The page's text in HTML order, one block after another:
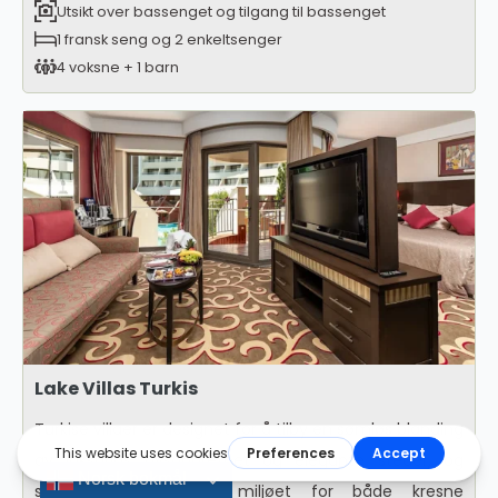
Utsikt over bassenget og tilgang til bassenget
1 fransk seng og 2 enkeltsenger
4 voksne + 1 barn
Lake Villas Turkis
Turkise villaer er designet for å tilby en sømløs blanding
av luksuriøs avsondrethet og elegante steder, og
skaper det perfekte miljøet for både kresne
Norsk bokmål